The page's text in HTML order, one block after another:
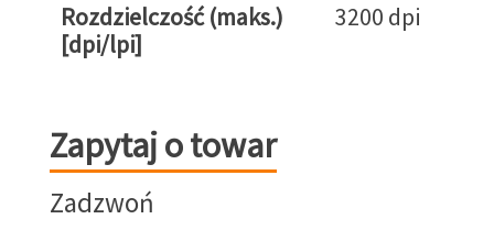
Rozdzielczość (maks.)
[dpi/lpi]
3200 dpi
Zapytaj o towar
Zapytaj o towar
Zadzwoń